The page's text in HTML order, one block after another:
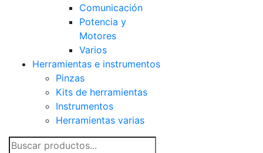
Comunicación
Potencia y
Motores
Varios
Herramientas e instrumentos
Pinzas
Kits de herramientas
Instrumentos
Herramientas varias